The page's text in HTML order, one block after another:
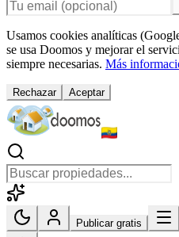
Usamos cookies analíticas
se usa Doomos y mejorar el
siempre necesarias. Más
Rechazar Aceptar
Publicar gratis